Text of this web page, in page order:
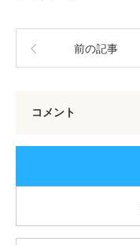
前の記事
コメント